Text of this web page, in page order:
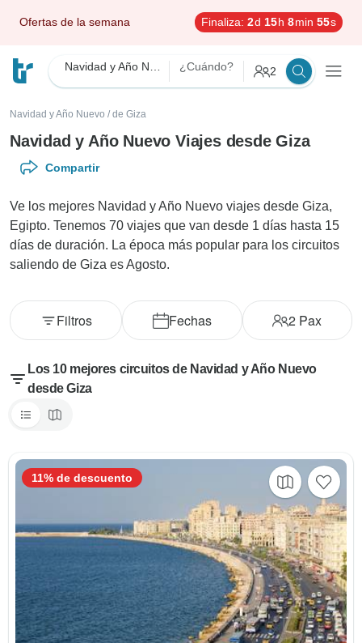
Ofertas de la semana Finaliza: 2d 15h 8min 54s
¿Cuándo? 2
Navidad y Año Nuevo / de Giza
Navidad y Año Nuevo Viajes desde Giza
Compartir
Ve los mejores Navidad y Año Nuevo viajes desde Giza,
Egipto. Tenemos 70 viajes que van desde 1 días hasta 15
días de duración. La época más popular para los circuitos
saliendo de Giza es Agosto.
Fechas 2 Pax
Filtros
Los 10 mejores circuitos de Navidad y Año Nuevo
desde Giza
11% de descuento